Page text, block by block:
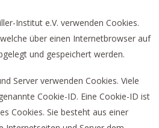
Institut e.V. verwenden Cookies.
über einen Internetbrowser auf
und gespeichert werden.
Server verwenden Cookies. Viele
Cookie-ID. Eine Cookie-ID ist
Cookies. Sie besteht aus einer